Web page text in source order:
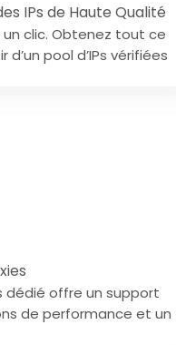
IPs de Haute Qualité
clic. Obtenez tout ce
pool d’IPs vérifiées
dédié offre un support
de performance et un